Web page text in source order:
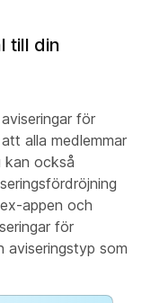
till din
för
alla medlemmar
kan också
appen och
för
aviseringstyp som